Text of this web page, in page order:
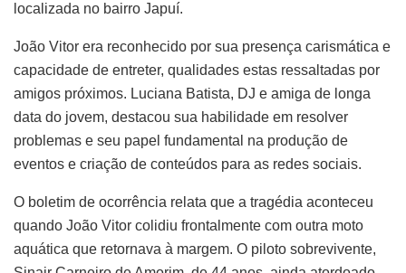
localizada no bairro Japuí.
João Vitor era reconhecido por sua presença carismática e
capacidade de entreter, qualidades estas ressaltadas por
amigos próximos. Luciana Batista, DJ e amiga de longa
data do jovem, destacou sua habilidade em resolver
problemas e seu papel fundamental na produção de
eventos e criação de conteúdos para as redes sociais.
O boletim de ocorrência relata que a tragédia aconteceu
quando João Vitor colidiu frontalmente com outra moto
aquática que retornava à margem. O piloto sobrevivente,